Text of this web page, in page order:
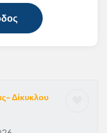
Δίκυκλου